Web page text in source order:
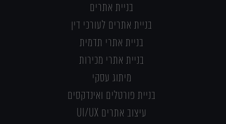
בניית אתרים
בניית אתרים לעורכי דין
בניית אתרי תדמית
בניית אתרי מכירות
מיתוג עסקי
בניית פורטלים ואינדקסים
עיצוב אתרים UI/UX